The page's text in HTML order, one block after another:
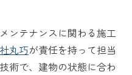
ンテナンスに関わる施工
丸巧が責任を持って担当
術で、建物の状態に合わ